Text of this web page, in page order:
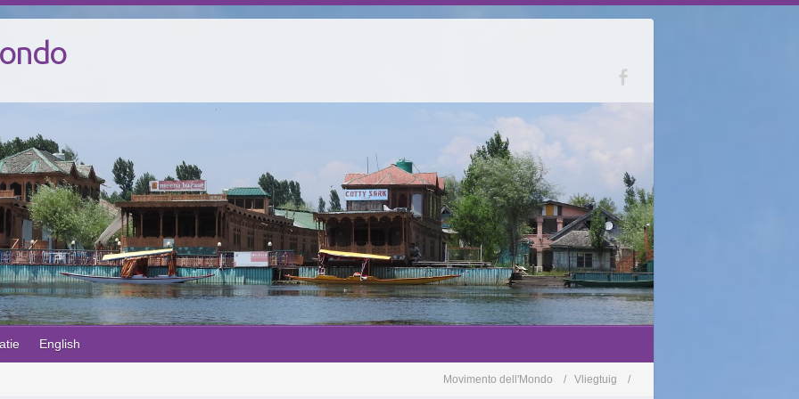
English
Movimento dell'Mondo Vliegtuig